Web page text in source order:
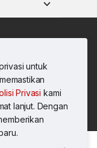
untuk
Privasi kami
lanjut. Dengan
(Malaysia)
hak